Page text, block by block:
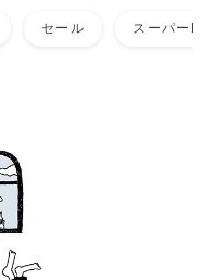
セール スーパー